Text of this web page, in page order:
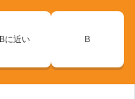
Bに近い B